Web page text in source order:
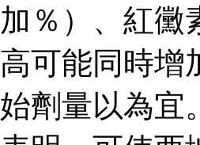
加％）、紅黴
高可能同時增
始劑量以為宜